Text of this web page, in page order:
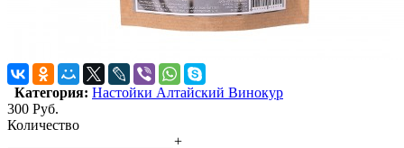
Категория: Настойки Алтайский Винокур
300 Руб.
Количество
+